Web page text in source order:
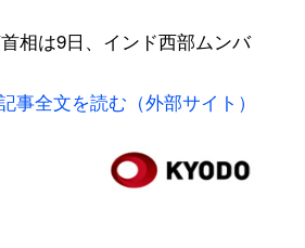
相は9日、インド西部ムンバ
事全文を読む（外部サイト）